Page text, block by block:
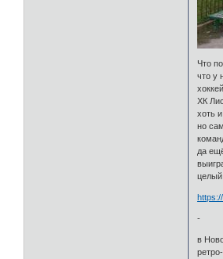
Что
что у
ХК
хоть
но
да
целый
-
в